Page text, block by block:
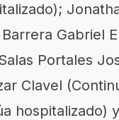
Gabriel
Portales
Clavel
hospitalizado)